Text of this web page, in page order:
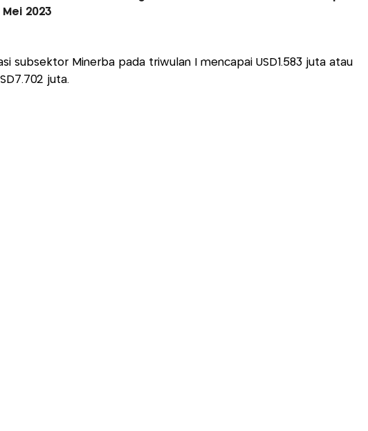
Mei 2023
subsektor Minerba pada triwulan I mencapai USD1.583 juta atau
juta.